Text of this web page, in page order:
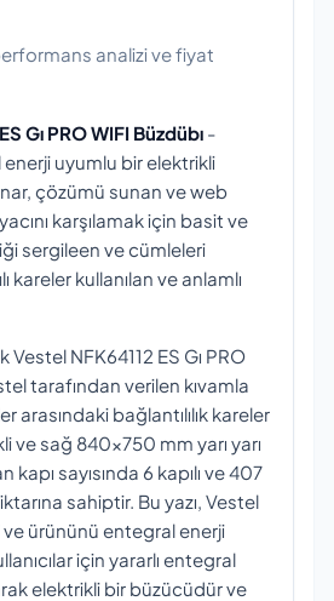
analizi ve fiyat
Gı PRO WIFI Büzdübı -
uyumlu bir elektrikli
çözümü sunan ve web
karşılamak için basit ve
sergileen ve cümleleri
kareler kullanılan ve anlamlı
NFK64112 ES Gı PRO
tarafından verilen kıvamla
arasındaki bağlantılılık kareler
ve sağ 840x750 mm yarı yarı
sayısında 6 kapılı ve 407
sahiptir. Bu yazı, Vestel
ve ürününü entegral enerji
için yararlı entegral
elektrikli bir büzücüdür ve